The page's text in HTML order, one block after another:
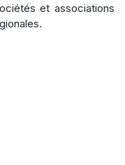
et associations